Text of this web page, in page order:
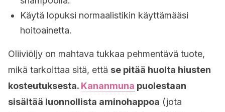
Käytä lopuksi normaalistikin käyttämääsi
hoitoainetta.
Oliiviöljy on mahtava tukkaa pehmentävä tuote,
mikä tarkoittaa sitä, että se pitää huolta hiusten
kosteutuksesta. Kananmuna puolestaan
sisältää luonnollista aminohappoa (jota